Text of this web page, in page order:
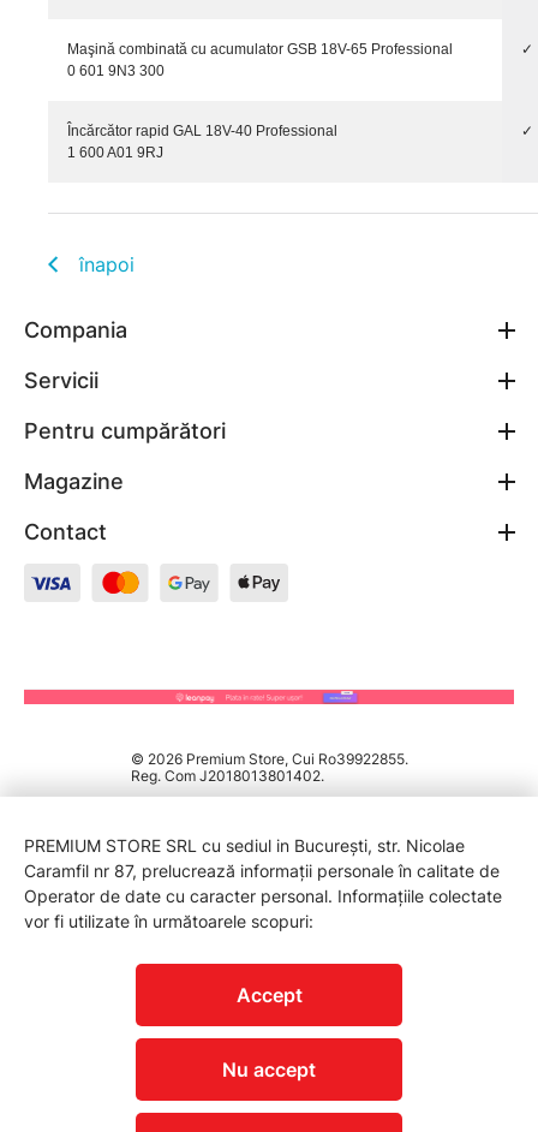
Maşină combinată cu acumulator GSB 18V-65 Professional
0 601 9N3 300
✓
Încărcător rapid GAL 18V-40 Professional
1 600 A01 9RJ
✓
înapoi
Compania
Servicii
Pentru cumpărători
Magazine
Contact
© 2026 Premium Store, Cui Ro39922855.
Reg. Com J2018013801402.
PREMIUM STORE SRL cu sediul in București, str. Nicolae
Caramfil nr 87, prelucrează informații personale în calitate de
Operator de date cu caracter personal. Informațiile colectate
vor fi utilizate în următoarele scopuri:
Accept
Nu accept